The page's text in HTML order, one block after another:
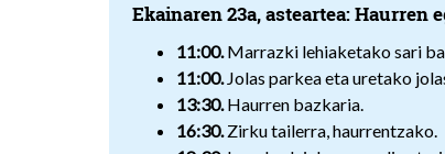
Ekainaren 23a, asteartea: Haurren
11:00.Marrazki lehiaketako sari
11:00.Jolas parkea eta uretako
13:30.Haurren bazkaria.
16:30.Zirku tailerra, haurrentzako.